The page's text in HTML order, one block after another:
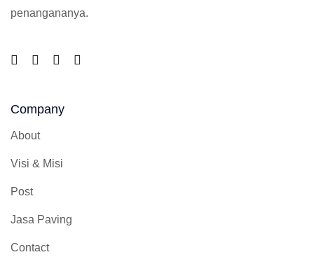
penangananya.
Company
About
Visi & Misi
Post
Jasa Paving
Contact